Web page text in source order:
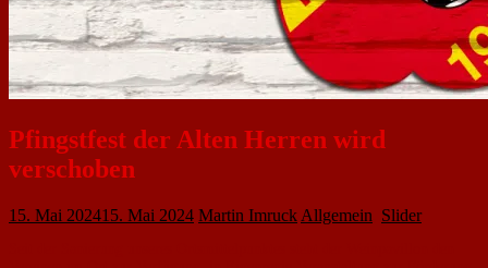
Pfingstfest der Alten Herren wird
verschoben
15. Mai 202415. Mai 2024 Martin Imruck Allgemein Slider